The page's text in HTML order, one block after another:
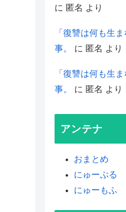
に 匿名 より
「復讐は何も生
事。
に 匿名 より
「復讐は何も生
事。
に 匿名 より
アンテナ
おまとめ
にゅーぷる
にゅーもふ